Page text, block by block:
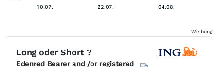
10.07. 22.07. 04.08.
Werbung
Long oder Short ?
Edenred Bearer and /or registered